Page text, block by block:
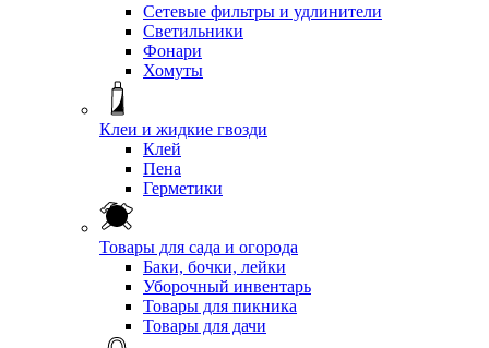
Сетевые фильтры и удлинители
Светильники
Фонари
Хомуты
Клеи и жидкие гвозди
Клей
Пена
Герметики
Товары для сада и огорода
Баки, бочки, лейки
Уборочный инвентарь
Товары для пикника
Товары для дачи